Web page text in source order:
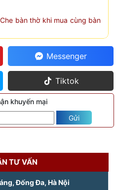
bàn thờ khi mua cùng bàn
Messenger
Tiktok
khuyến mại
Gửi
TƯ VẤN
Đống Đa, Hà Nội